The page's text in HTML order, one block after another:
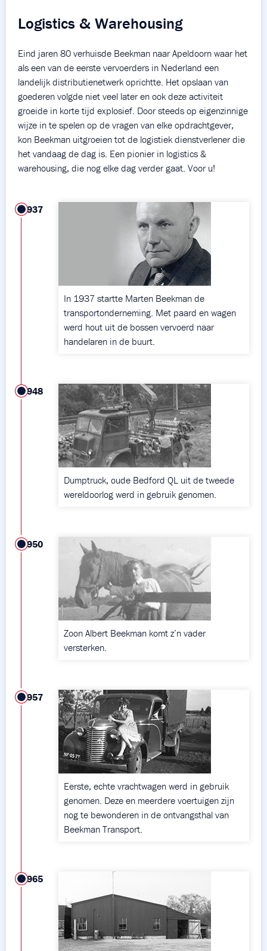
Logistics & Warehousing
Eind jaren 80 verhuisde Beekman naar Apeldoorn waar het
als een van de eerste vervoerders in Nederland een
landelijk distributienetwerk oprichtte. Het opslaan van
goederen volgde niet veel later en ook deze activiteit
groeide in korte tijd explosief. Door steeds op eigenzinnige
wijze in te spelen op de vragen van elke opdrachtgever,
kon Beekman uitgroeien tot de logistiek dienstverlener die
het vandaag de dag is. Een pionier in logistics &
warehousing, die nog elke dag verder gaat. Voor u!
1937
In 1937 startte Marten Beekman de
transportonderneming. Met paard en wagen
werd hout uit de bossen vervoerd naar
handelaren in de buurt.
1948
Dumptruck, oude Bedford QL uit de tweede
wereldoorlog werd in gebruik genomen.
1950
Zoon Albert Beekman komt z’n vader
versterken.
1957
Eerste, echte vrachtwagen werd in gebruik
genomen. Deze en meerdere voertuigen zijn
nog te bewonderen in de ontvangsthal van
Beekman Transport.
1965